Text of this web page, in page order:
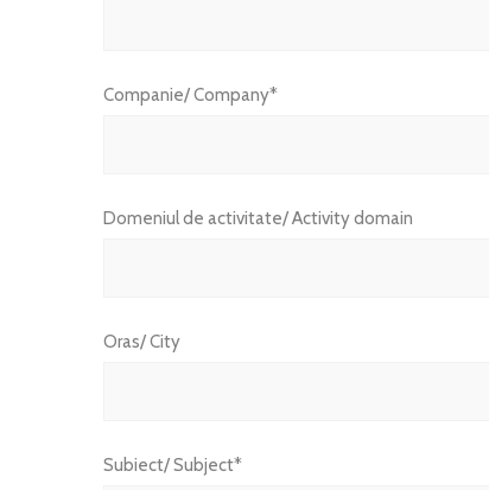
Companie/ Company*
Domeniul de activitate/ Activity domain
Oras/ City
Subiect/ Subject*